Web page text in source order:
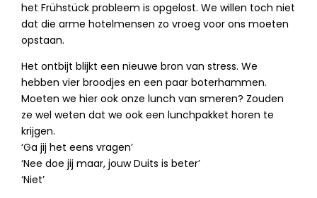
het Frühstück probleem is opgelost. We willen toch niet
dat die arme hotelmensen zo vroeg voor ons moeten
opstaan.
Het ontbijt blijkt een nieuwe bron van stress. We
hebben vier broodjes en een paar boterhammen.
Moeten we hier ook onze lunch van smeren? Zouden
ze wel weten dat we ook een lunchpakket horen te
krijgen.
‘Ga jij het eens vragen’
‘Nee doe jij maar, jouw Duits is beter’
‘Niet’